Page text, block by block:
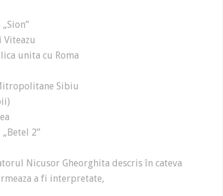
unita cu Roma
Sibiu
2”
Nicusor Gheorghita descris în cateva
a fi interpretate,